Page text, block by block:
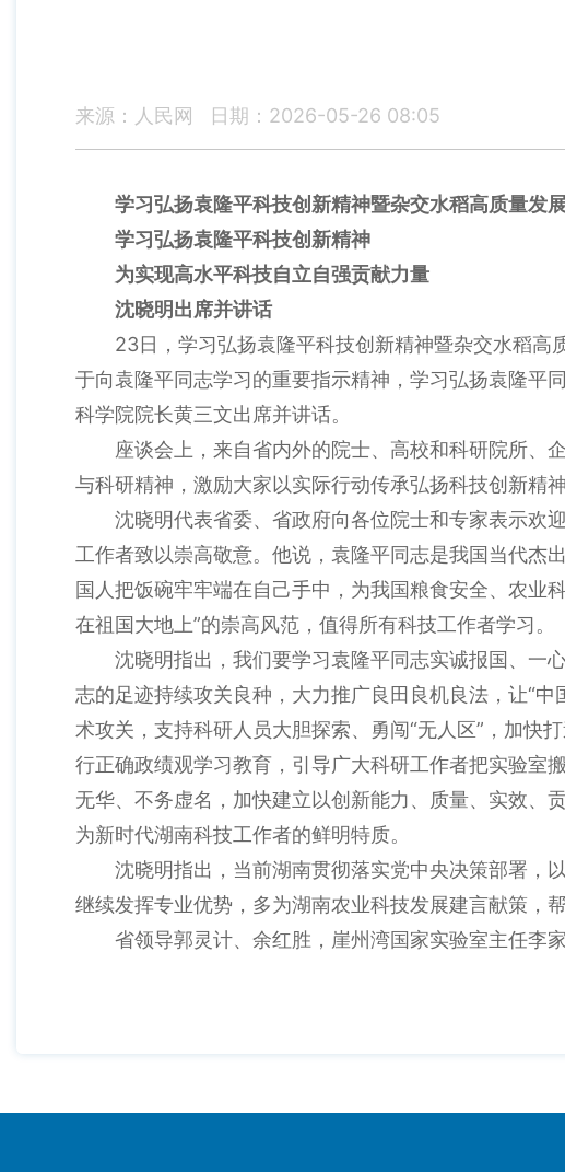
来源：人民网 日期：2026-05-26 08:05
学习弘扬袁隆平科技创新精神暨杂交水稻高质量发
学习弘扬袁隆平科技创新精神
为实现高水平科技自立自强贡献力量
沈晓明出席并讲话
23日，学习弘扬袁隆平科技创新精神暨杂交水稻高
于向袁隆平同志学习的重要指示精神，学习弘扬袁隆平
科学院院长黄三文出席并讲话。
座谈会上，来自省内外的院士、高校和科研院所、企
与科研精神，激励大家以实际行动传承弘扬科技创新精
沈晓明代表省委、省政府向各位院士和专家表示欢迎
工作者致以崇高敬意。他说，袁隆平同志是我国当代杰
国人把饭碗牢牢端在自己手中，为我国粮食安全、农业
在祖国大地上”的崇高风范，值得所有科技工作者学习。
沈晓明指出，我们要学习袁隆平同志实诚报国、一心
志的足迹持续攻关良种，大力推广良田良机良法，让“
术攻关，支持科研人员大胆探索、勇闯“无人区”，加快
行正确政绩观学习教育，引导广大科研工作者把实验室
无华、不务虚名，加快建立以创新能力、质量、实效、
为新时代湖南科技工作者的鲜明特质。
沈晓明指出，当前湖南贯彻落实党中央决策部署，以
继续发挥专业优势，多为湖南农业科技发展建言献策，
省领导郭灵计、余红胜，崖州湾国家实验室主任李家